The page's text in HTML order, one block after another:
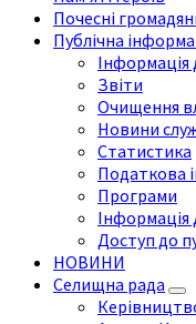
Почесні
Публічна
Інформація
Звіти
Очищення
Новини
Статистика
Податкова
Програми
Доступ до
НОВИНИ
Селищна рада